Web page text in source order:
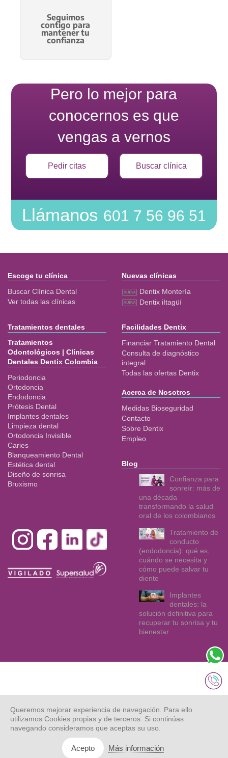
Seguimos
contigo para
mantener tu
confianza
Pero lo mejor para
conocernos es que
vengas a vernos
Pedir citas Buscar clínica
Llámanos 601 7 56 96 51
Escoge tu clínica
Buscar Clínica Dental
Ver todas las clínicas
Nuevas clínicas
Dentix Montería
Dentix iItagüí
Tratamientos dentales
Tratamientos
Odontológicos | Clínicas
Dentales Dentix Colombia
Periodoncia
Ortodoncia
Endodoncia
Prótesis Dental
Implantes dentales
Limpieza dental
Ortodoncia Invisible
Caries
Blanqueamiento Dental
Estética dental
Diseño de sonrisa
Bruxismo
Facilidades Dentix
Financiar Tratamiento Dental
Consulta de diagnóstico
integral
Todas las ofertas Dentix
Acerca de Nosotros
Medidas Bioseguridad
Contacto
Sobre Dentix
Empleo
Blog
Confianza para
sonreír: más de
una década
transformando la salud
oral de los colombianos
Tratamiento de
conducto
(endodoncia): qué es,
cuándo se necesita y
cómo puede salvar tu
diente
Implantes
dentales: la
solución definitiva para
recuperar tu sonrisa y tu
bienestar
derechos
reservados.
Cookies
Asociación de
usuarios
Deberes
Queremos mejorar experiencia de navegación. Para ello
utilizamos Cookies propias y de terceros. Si continúas
navegando consideramos que aceptas su uso.
Acepto Más información